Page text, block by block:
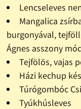
Lencseleves
Mangalica
burgonyával,
Ágnes asszony
Tejfölös, vajas
Házi kechup
Túrógombóc
Tyúkhúsleves